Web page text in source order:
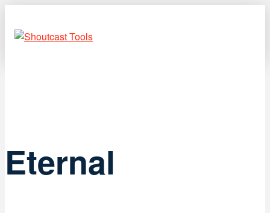
Eternal